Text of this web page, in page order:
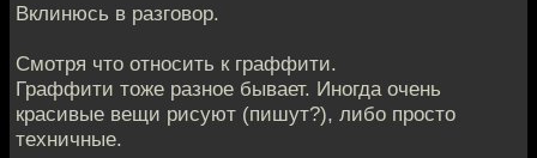
Вклинюсь в разговор.
Смотря что относить к граффити.
Граффити тоже разное бывает. Иногда очень
красивые вещи рисуют (пишут?), либо просто
техничные.